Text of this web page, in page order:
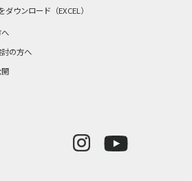
ダウンロード（EXCEL）
の方へ